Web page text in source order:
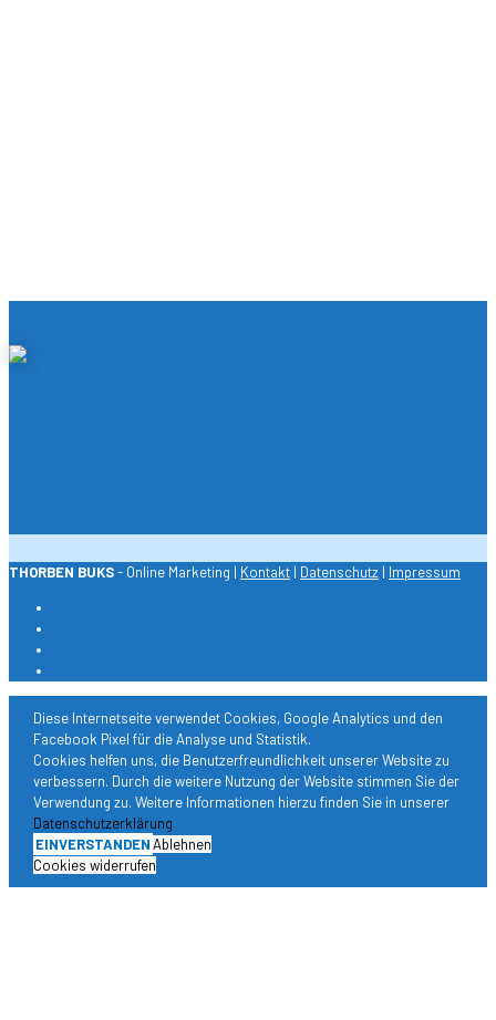
THORBEN BUKS- Online Marketing | Kontakt | Datenschutz | Impressum
Diese Internetseite verwendet Cookies, Google Analytics und den
Facebook Pixel für die Analyse und Statistik.
Cookies helfen uns, die Benutzerfreundlichkeit unserer Website zu
verbessern. Durch die weitere Nutzung der Website stimmen Sie der
Verwendung zu. Weitere Informationen hierzu finden Sie in unserer
Datenschutzerklärung
EINVERSTANDENAblehnen
Cookies widerrufen